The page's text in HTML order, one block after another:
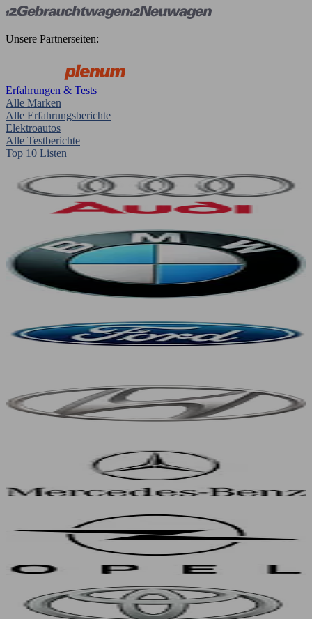
Unsere Partnerseiten:
Erfahrungen & Tests
Alle Marken
Alle Erfahrungsberichte
Elektroautos
Alle Testberichte
Top 10 Listen